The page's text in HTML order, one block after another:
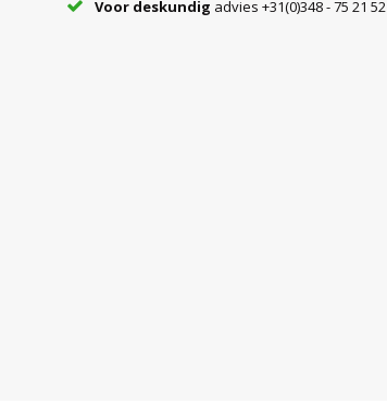
Voor deskundig advies +31(0)348 - 75 21 52